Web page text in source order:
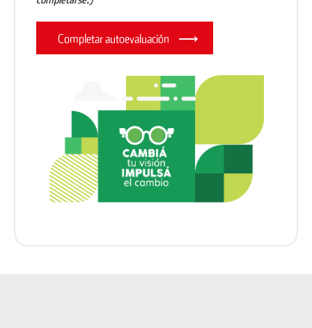
Completar autoevaluación ⟶